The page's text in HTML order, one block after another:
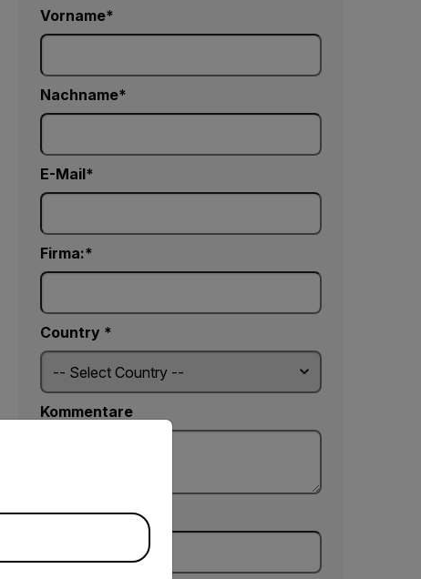
Vorname
Nachname
E-Mail
Firma:
Country *
Kommentare
Fill_Element
version of our website.